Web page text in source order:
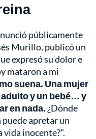
públicamente
Murillo, publicó un
expresó su dolor e
mataron a mi
suena. Una mujer
adulto y un bebé… y
en nada. ¿Dónde
puede apretar un
vida inocente?".